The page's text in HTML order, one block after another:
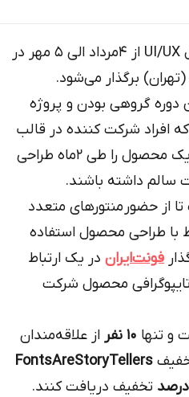
دوره آموزشی طراحی محصول UI‪/‬UX از ۴مرداد الی ۵ مهر در
برگذار می‌شود.
دوره گروهی بودن و پروژه
افراد شرکت کننده در قالب
چند تیم تلاش خواهند کرد یک محصول را طی ۲ماه طراحی
سالم داشته باشند.
از حضور منتورهای متعدد
طراحی محصول استفاده
فونت‌ایران در یک ارتباط
تایپوگرافی محصول شرکت
و تنها ۱۰ نفر
از علاقه‌مندان
FontsAreStoryTellers
تخفیف دریافت کنند.